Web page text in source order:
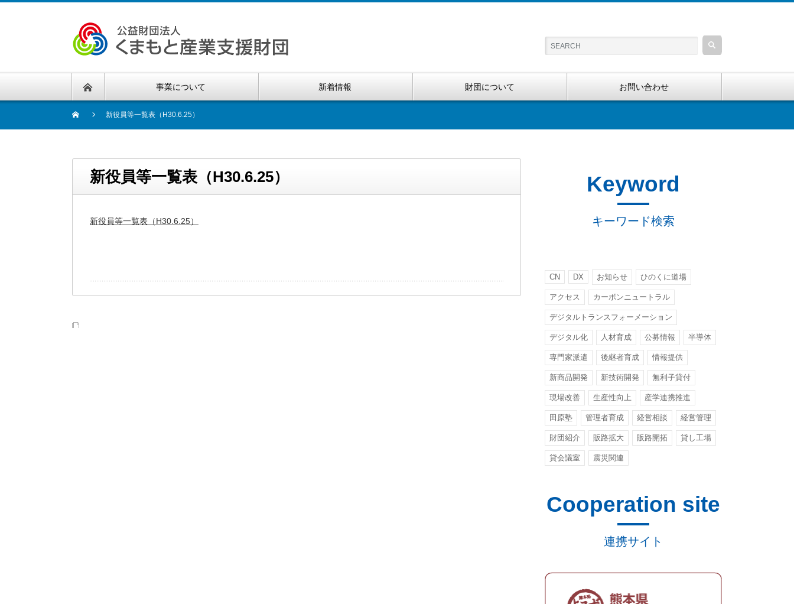
事業について 新着情報 財団について お問い合わせ
新役員等一覧表（H30.6.25）
新役員等一覧表（H30.6.25）
新役員等一覧表（H30.6.25）
Keyword
キーワード検索
CN DX お知らせ ひのくに道場
アクセス カーボンニュートラル
デジタルトランスフォーメーション
デジタル化 人材育成 公募情報 半導体
専門家派遣 後継者育成 情報提供
新商品開発 新技術開発 無利子貸付
現場改善 生産性向上 産学連携推進
田原塾 管理者育成 経営相談 経営管理
財団紹介 販路拡大 販路開拓 貸し工場
貸会議室 震災関連
Cooperation site
連携サイト